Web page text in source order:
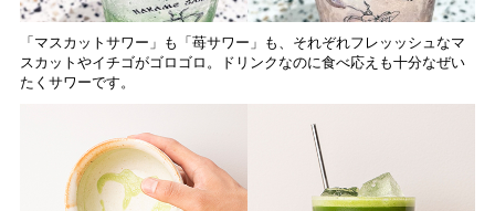
「マスカットサワー」も「苺サワー」も、それぞれフレッッシュなマ
スカットやイチゴがゴロゴロ。ドリンクなのに食べ応えも十分なぜい
たくサワーです。